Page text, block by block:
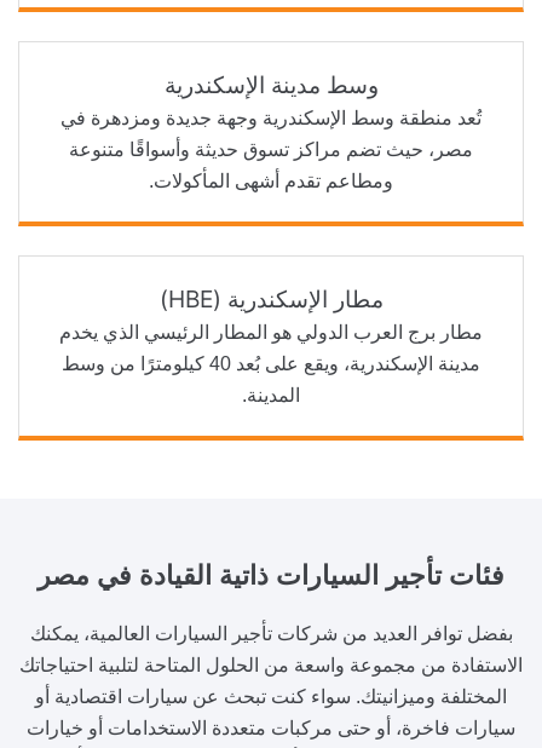
وسط مدينة الإسكندرية
تُعد منطقة وسط الإسكندرية وجهة جديدة ومزدهرة في
مصر، حيث تضم مراكز تسوق حديثة وأسواقًا متنوعة
ومطاعم تقدم أشهى المأكولات.
مطار الإسكندرية (HBE)
مطار برج العرب الدولي هو المطار الرئيسي الذي يخدم
مدينة الإسكندرية، ويقع على بُعد 40 كيلومترًا من وسط
المدينة.
فئات تأجير السيارات ذاتية القيادة في مصر
بفضل توافر العديد من شركات تأجير السيارات العالمية، يمكنك
الاستفادة من مجموعة واسعة من الحلول المتاحة لتلبية احتياجاتك
المختلفة وميزانيتك. سواء كنت تبحث عن سيارات اقتصادية أو
سيارات فاخرة، أو حتى مركبات متعددة الاستخدامات أو خيارات